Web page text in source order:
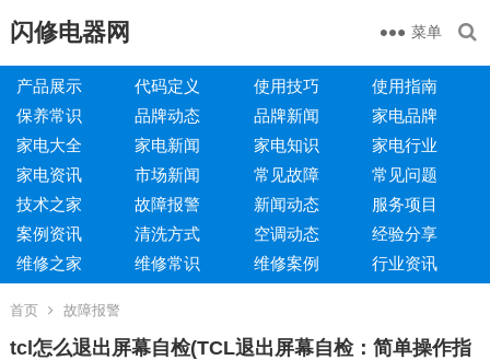
闪修电器网 菜单
产品展示 代码定义 使用技巧
使用指南
保养常识
品牌动态 品牌新闻
家电品牌
家电大全
家电新闻 家电知识
家电行业
家电资讯
市场新闻 常见故障
常见问题
技术之家
故障报警 新闻动态
服务项目
案例资讯
清洗方式 空调动态
经验分享
维修之家
维修常识 维修案例 行业资讯
首页 故障报警
tcl怎么退出屏幕自检(TCL退出屏幕自检：简单操作指